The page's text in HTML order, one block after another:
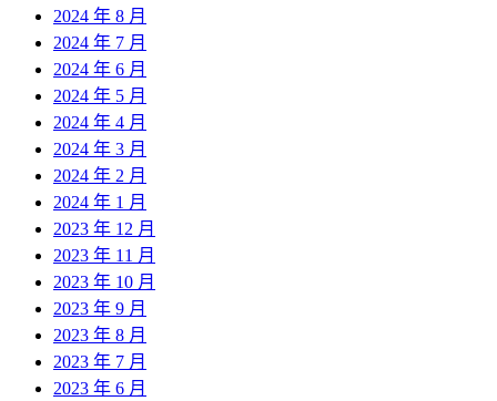
2024 年 8 月
2024 年 7 月
2024 年 6 月
2024 年 5 月
2024 年 4 月
2024 年 3 月
2024 年 2 月
2024 年 1 月
2023 年 12 月
2023 年 11 月
2023 年 10 月
2023 年 9 月
2023 年 8 月
2023 年 7 月
2023 年 6 月